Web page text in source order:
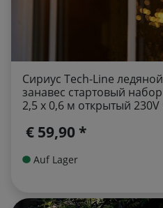
Сириус Tech-Line
занавес стартовый
2,5 x 0,6 м открытый
€ 59,90 *
Auf Lager